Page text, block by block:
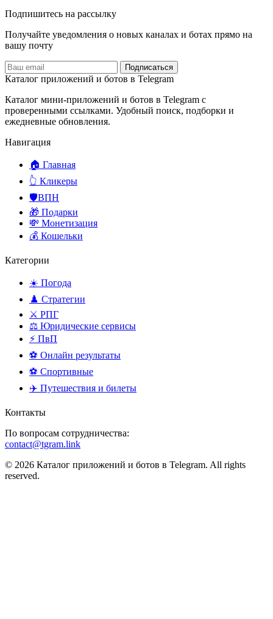
Подпишитесь на рассылку
Получайте уведомления о новых каналах и ботаx прямо на
вашу почту
Подписаться
Каталог приложений и ботов в Telegram
Каталог мини-приложений и ботов в Telegram с
проверенными ссылками. Удобный поиск, подборки и
ежедневные обновления.
Навигация
🏠 Главная
👆 Кликеры
🛡️ВПН
🎁 Подарки
💸 Монетизация
💰 Кошельки
Категории
☀️ Погода
♟️ Стратегии
⚔️ РПГ
⚖️ Юридические сервисы
⚡ ПвП
⚽ Онлайн результаты
⚽ Спортивные
✈️ Путешествия и билеты
Контакты
По вопросам сотрудничества:
contact@tgram.link
© 2026 Каталог приложений и ботов в Telegram. All rights
reserved.